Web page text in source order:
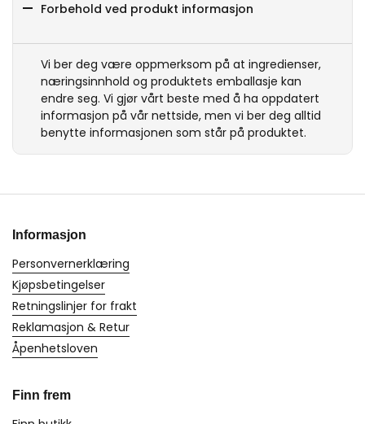
Forbehold ved produkt informasjon
Vi ber deg være oppmerksom på at ingredienser,
næringsinnhold og produktets emballasje kan
endre seg. Vi gjør vårt beste med å ha oppdatert
informasjon på vår nettside, men vi ber deg alltid
benytte informasjonen som står på produktet.
Informasjon
Personvernerklæring
Kjøpsbetingelser
Retningslinjer for frakt
Reklamasjon & Retur
Åpenhetsloven
Finn frem